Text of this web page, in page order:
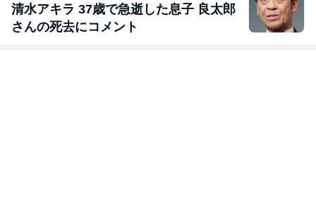
清水アキラ 37歳で急逝した息子 良太郎
さんの死去にコメント